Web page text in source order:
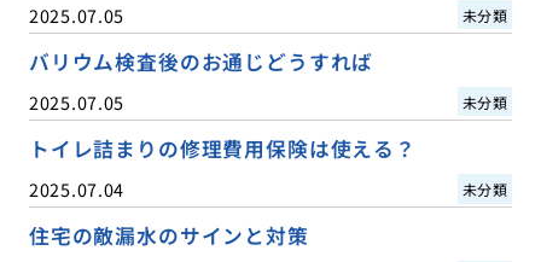
2025.07.05 未分類
バリウム検査後のお通じどうすれば
2025.07.05 未分類
トイレ詰まりの修理費用保険は使える？
2025.07.04 未分類
住宅の敵漏水のサインと対策